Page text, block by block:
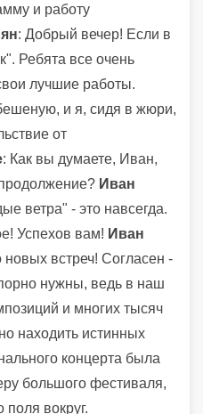
и работу
: Добрый вечер! Если в
Ребята все очень
лучшие работы.
и я, сидя в жюри,
от
: Как вы думаете, Иван,
продолжение? Иван
ветра" - это навсегда.
Успехов вам! Иван
встреч! Согласен -
нужны, ведь в наш
и многих тысяч
находить истинных
концерта была
большого фестиваля,
поля вокруг.